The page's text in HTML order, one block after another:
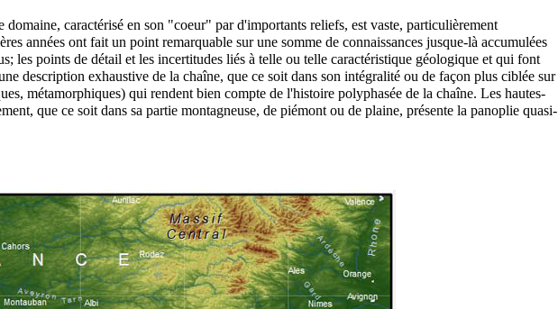
caractérisé en son "coeur" par d'importants reliefs, est vaste, particulièrement
années ont fait un point remarquable sur une somme de connaissances jusque-là accumulées
les points de détail et les incertitudes liés à telle ou telle caractéristique géologique et qui font
description exhaustive de la chaîne, que ce soit dans son intégralité ou de façon plus ciblée sur
métamorphiques) qui rendent bien compte de l'histoire polyphasée de la chaîne. Les hautes-
que ce soit dans sa partie montagneuse, de piémont ou de plaine, présente la panoplie quasi-